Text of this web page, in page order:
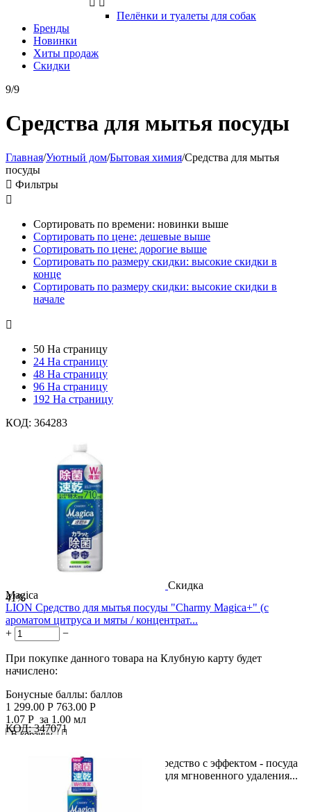
 
Пелёнки и туалеты для собак
Бренды
Новинки
Хиты продаж
Скидки
9/9
Средства для мытья посуды
Главная/Уютный дом/Бытовая химия/Средства для мытья
посуды
 Фильтры

Сортировать по времени: новинки выше
Сортировать по цене: дешевые выше
Сортировать по цене: дорогие выше
Сортировать по размеру скидки: высокие скидки в
конце
Сортировать по размеру скидки: высокие скидки в
начале

50 На страницу
24 На страницу
48 На страницу
96 На страницу
192 На страницу
КОД: 364283
Скидка
41%
Magica
LION Средство для мытья посуды "Charmy Magica+" (с
ароматом цитруса и мяты / концентрат...
+
−
При покупке данного товара на Клубную карту будет
начислено:
Бонусные баллы: баллов
1 299.00 Р 763.00 Р
1.07 Р за 1.00 мл
В корзину

Концентрированное пенящееся средство с эффектом - посуда
чистая "до скрипа", разработано для мгновенного удаления...
КОД: 347071